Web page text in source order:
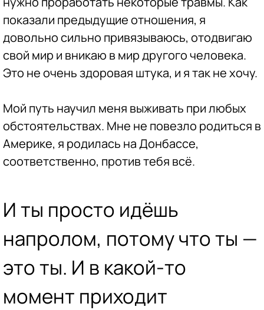
показали предыдущие отношения, я
довольно сильно привязываюсь, отодвигаю
свой мир и вникаю в мир другого человека.
Это не очень здоровая штука, и я так не хочу.
Мой путь научил меня выживать при любых
обстоятельствах. Мне не повезло родиться в
Америке, я родилась на Донбассе,
соответственно, против тебя всё.
И ты просто идёшь
напролом, потому что ты —
это ты. И в какой-то
момент приходит